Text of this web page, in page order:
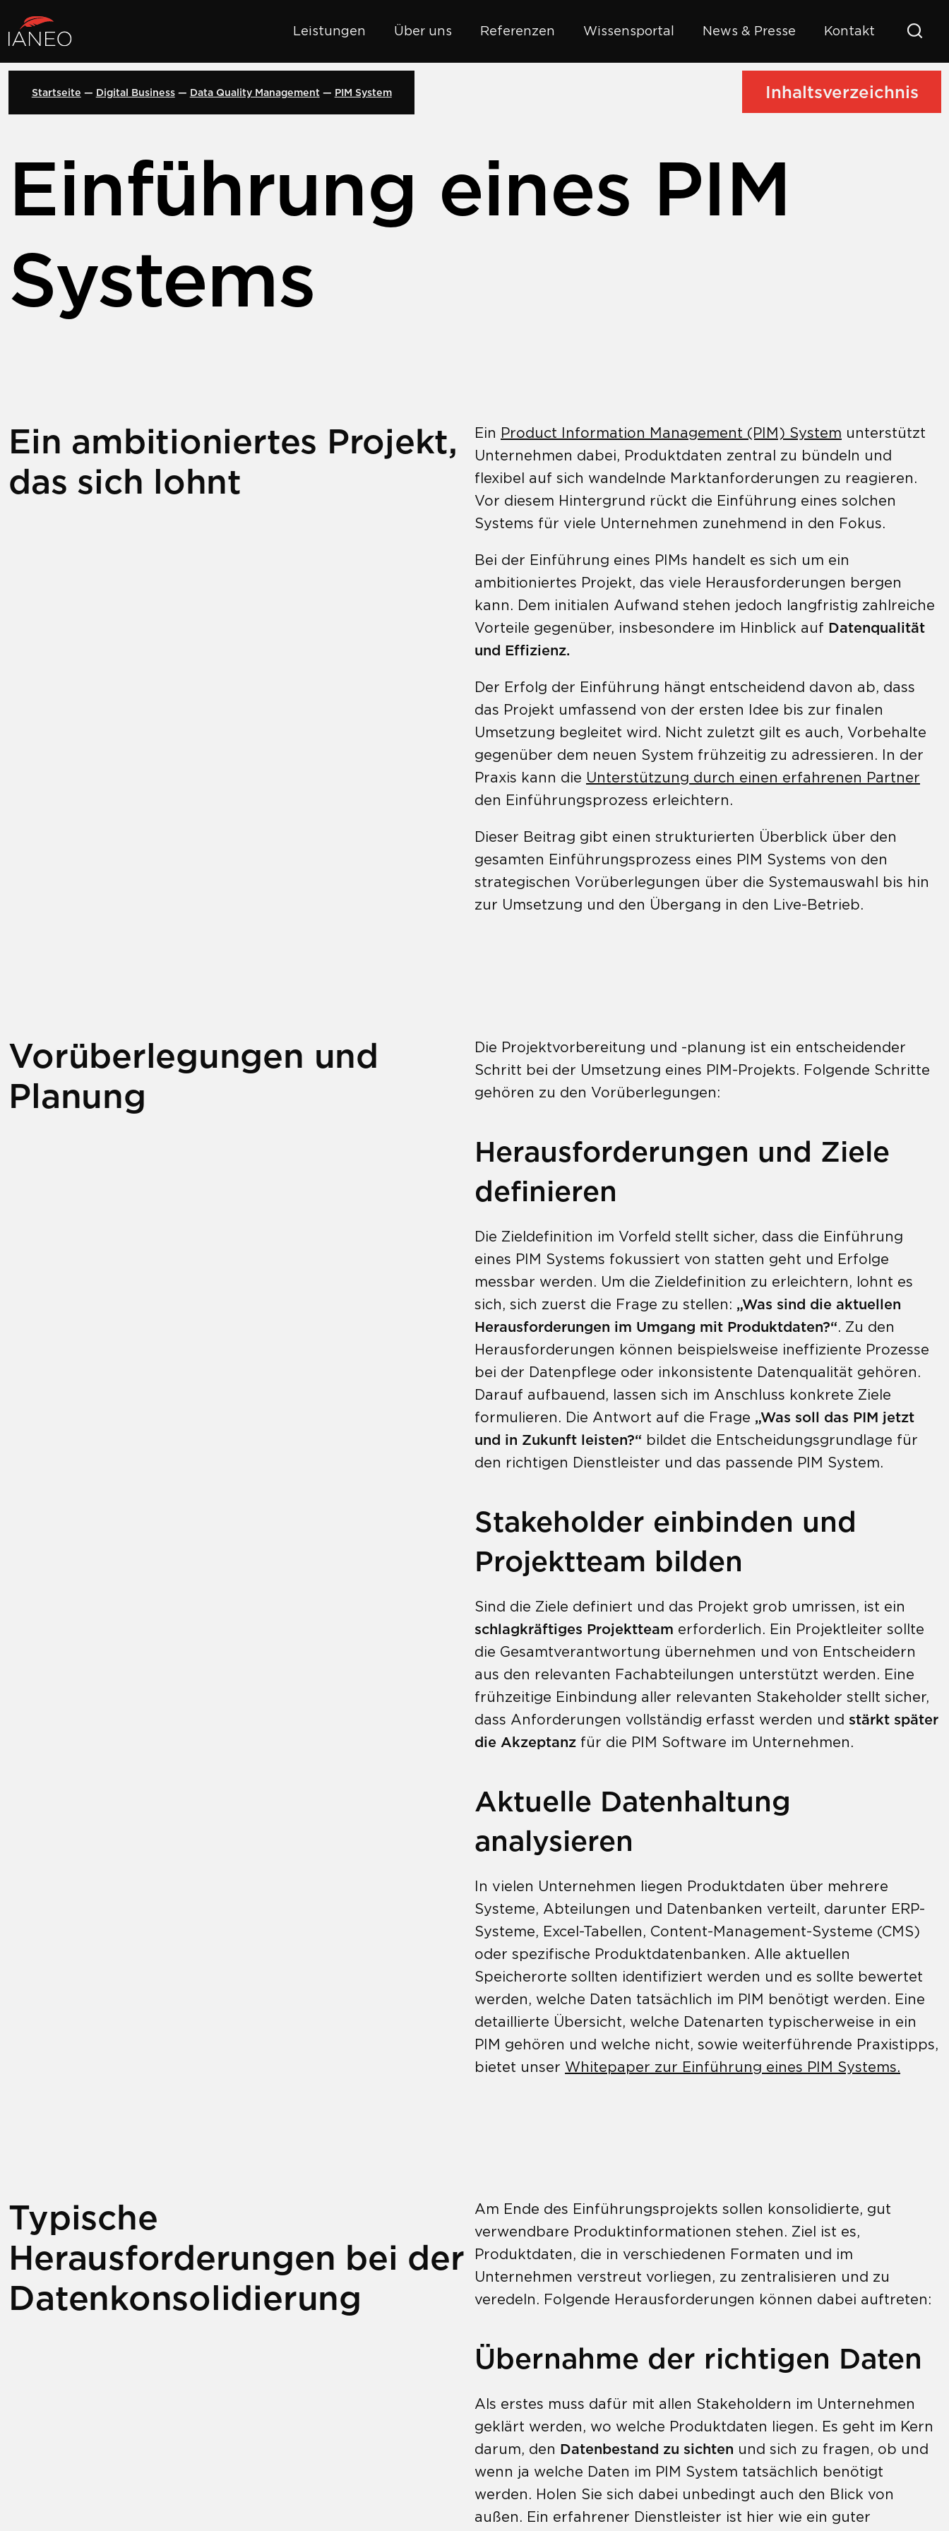
Leistungen Über uns Referenzen Wissensportal News & Presse Kontakt
Startseite Digital Business Data Quality Management PIM System
Einführung eines PIM
Systems
Inhaltsverzeichnis
Ein ambitioniertes Projekt,
das sich lohnt
Ein Product Information Management (PIM) System unterstützt
Unternehmen dabei, Produktdaten zentral zu bündeln und
flexibel auf sich wandelnde Marktanforderungen zu reagieren.
Vor diesem Hintergrund rückt die Einführung eines solchen
Systems für viele Unternehmen zunehmend in den Fokus.
Bei der Einführung eines PIMs handelt es sich um ein
ambitioniertes Projekt, das viele Herausforderungen bergen
kann. Dem initialen Aufwand stehen jedoch langfristig zahlreiche
Vorteile gegenüber, insbesondere im Hinblick auf Datenqualität
und Effizienz.
Der Erfolg der Einführung hängt entscheidend davon ab, dass
das Projekt umfassend von der ersten Idee bis zur finalen
Umsetzung begleitet wird. Nicht zuletzt gilt es auch, Vorbehalte
gegenüber dem neuen System frühzeitig zu adressieren. In der
Praxis kann die Unterstützung durch einen erfahrenen Partner
den Einführungsprozess erleichtern.
Dieser Beitrag gibt einen strukturierten Überblick über den
gesamten Einführungsprozess eines PIM Systems von den
strategischen Vorüberlegungen über die Systemauswahl bis hin
zur Umsetzung und den Übergang in den Live-Betrieb.
Vorüberlegungen und
Planung
Die Projektvorbereitung und -planung ist ein entscheidender
Schritt bei der Umsetzung eines PIM-Projekts. Folgende Schritte
gehören zu den Vorüberlegungen:
Herausforderungen und Ziele
definieren
Die Zieldefinition im Vorfeld stellt sicher, dass die Einführung
eines PIM Systems fokussiert von statten geht und Erfolge
messbar werden. Um die Zieldefinition zu erleichtern, lohnt es
sich, sich zuerst die Frage zu stellen: „Was sind die aktuellen
Herausforderungen im Umgang mit Produktdaten?“. Zu den
Herausforderungen können beispielsweise ineffiziente Prozesse
bei der Datenpflege oder inkonsistente Datenqualität gehören.
Darauf aufbauend, lassen sich im Anschluss konkrete Ziele
formulieren. Die Antwort auf die Frage „Was soll das PIM jetzt
und in Zukunft leisten?“ bildet die Entscheidungsgrundlage für
den richtigen Dienstleister und das passende PIM System.
Stakeholder einbinden und
Projektteam bilden
Sind die Ziele definiert und das Projekt grob umrissen, ist ein
schlagkräftiges Projektteam erforderlich. Ein Projektleiter sollte
die Gesamtverantwortung übernehmen und von Entscheidern
aus den relevanten Fachabteilungen unterstützt werden. Eine
frühzeitige Einbindung aller relevanten Stakeholder stellt sicher,
dass Anforderungen vollständig erfasst werden und stärkt später
die Akzeptanz für die PIM Software im Unternehmen.
Aktuelle Datenhaltung
analysieren
In vielen Unternehmen liegen Produktdaten über mehrere
Systeme, Abteilungen und Datenbanken verteilt, darunter ERP-
Systeme, Excel-Tabellen, Content-Management-Systeme (CMS)
oder spezifische Produktdatenbanken. Alle aktuellen
Speicherorte sollten identifiziert werden und es sollte bewertet
werden, welche Daten tatsächlich im PIM benötigt werden. Eine
detaillierte Übersicht, welche Datenarten typischerweise in ein
PIM gehören und welche nicht, sowie weiterführende Praxistipps,
bietet unser Whitepaper zur Einführung eines PIM Systems.
Typische
Herausforderungen bei der
Datenkonsolidierung
Am Ende des Einführungsprojekts sollen konsolidierte, gut
verwendbare Produktinformationen stehen. Ziel ist es,
Produktdaten, die in verschiedenen Formaten und im
Unternehmen verstreut vorliegen, zu zentralisieren und zu
veredeln. Folgende Herausforderungen können dabei auftreten:
Übernahme der richtigen Daten
Als erstes muss dafür mit allen Stakeholdern im Unternehmen
geklärt werden, wo welche Produktdaten liegen. Es geht im Kern
darum, den Datenbestand zu sichten und sich zu fragen, ob und
wenn ja welche Daten im PIM System tatsächlich benötigt
werden. Holen Sie sich dabei unbedingt auch den Blick von
außen. Ein erfahrener Dienstleister ist hier wie ein guter